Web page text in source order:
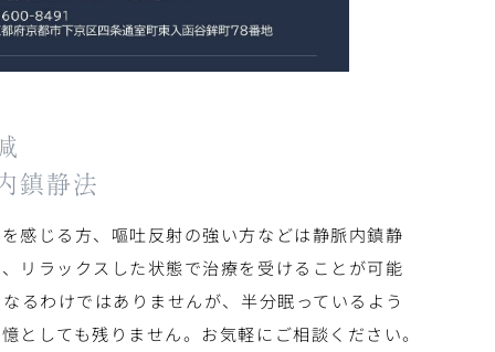
鎮静法
感じる方、嘔吐反射の強い方などは静脈内鎮静
リラックスした状態で治療を受けることが可能
るわけではありませんが、半分眠っているよう
としても残りません。お気軽にご相談ください。